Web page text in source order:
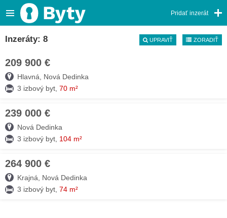
Pridať inzerát
Inzeráty: 8 UPRAVIŤ ZORADIŤ
209 900 €
Hlavná, Nová Dedinka
3 izbový byt, 70 m²
239 000 €
Nová Dedinka
3 izbový byt, 104 m²
264 900 €
Krajná, Nová Dedinka
3 izbový byt, 74 m²